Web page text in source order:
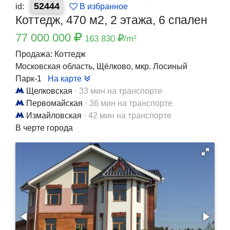
id: 52444 В избранное
Коттедж, 470 м2, 2 этажа, 6 спален
77 000 000 163 830 /m²
Продажа: Коттедж
Московская область, Щёлково, мкр. Лосиный
Парк-1
На карте
Щелковская ⋅ 33 мин на транспорте
Первомайская ⋅ 36 мин на транспорте
Измайловская ⋅ 42 мин на транспорте
В черте города